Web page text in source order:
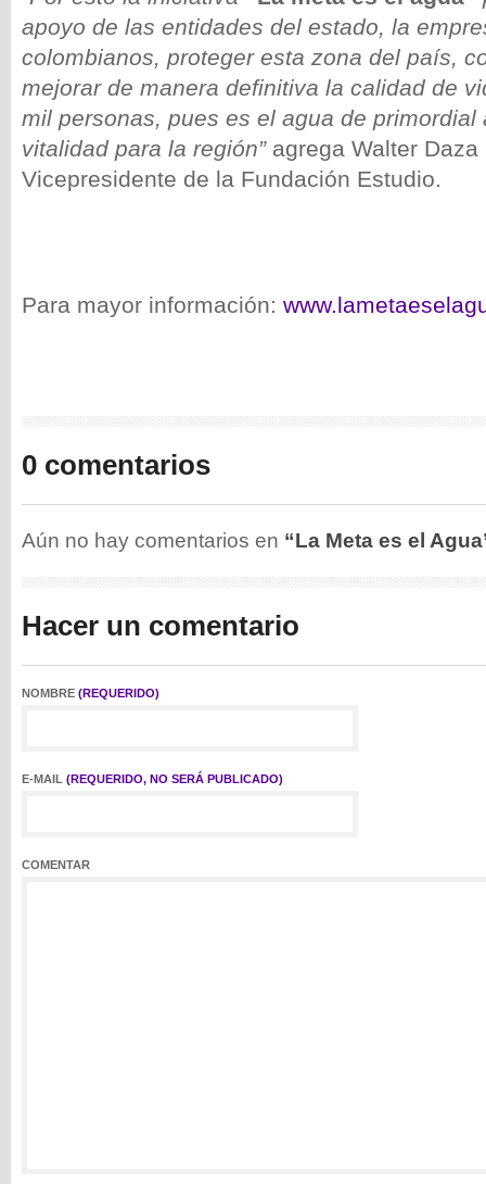
apoyo de las entidades del estado, la
colombianos, proteger esta zona del país,
mejorar de manera definitiva la calidad de
mil personas, pues es el agua de primordial
vitalidad para la región”agrega Walter Daza
Vicepresidente de la Fundación Estudio.
Para mayor información:
0 comentarios
Aún no hay comentarios en “La Meta es el
Hacer un comentario
NOMBRE (REQUERIDO)
E-MAIL (REQUERIDO, NO SERÁ PUBLICADO)
COMENTAR